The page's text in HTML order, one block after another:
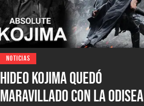
NOTICIAS
Hideo Kojima quedó
maravillado con La Odisea